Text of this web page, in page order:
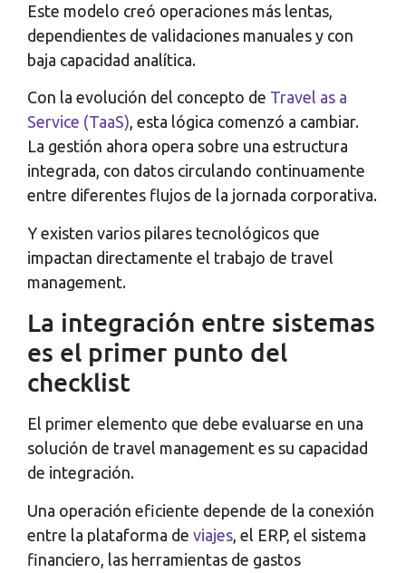
Este modelo creó operaciones más lentas,
dependientes de validaciones manuales y con
baja capacidad analítica.
Con la evolución del concepto de Travel as a
Service (TaaS), esta lógica comenzó a cambiar.
La gestión ahora opera sobre una estructura
integrada, con datos circulando continuamente
entre diferentes flujos de la jornada corporativa.
Y existen varios pilares tecnológicos que
impactan directamente el trabajo de travel
management.
La integración entre sistemas
es el primer punto del
checklist
El primer elemento que debe evaluarse en una
solución de travel management es su capacidad
de integración.
Una operación eficiente depende de la conexión
entre la plataforma de viajes , el ERP, el sistema
financiero, las herramientas de gastos